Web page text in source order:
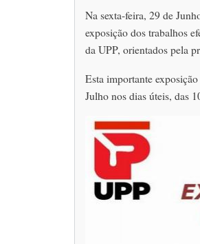
Na sexta-feira, 29 de
exposição dos trabalhos
da UPP, orientados pela
Esta importante
Julho nos dias úteis, das